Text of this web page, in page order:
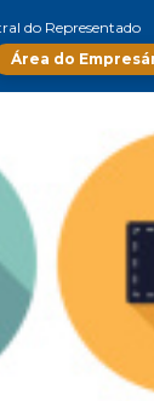
do Representado
Área do